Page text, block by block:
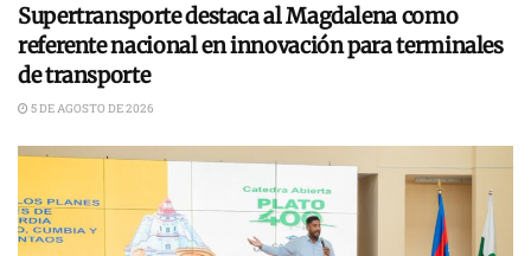
Supertransporte destaca al Magdalena como
referente nacional en innovación para terminales
de transporte
5 DE AGOSTO DE 2026